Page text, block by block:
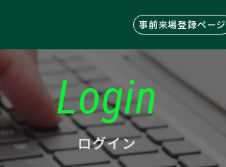
事前来場登録ページ
Login
ログイン